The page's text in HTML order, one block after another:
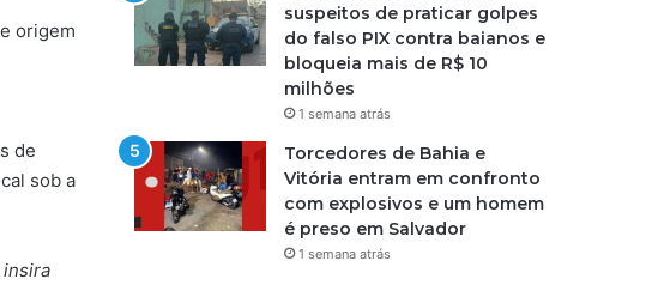
origem
de
sob a
insira
suspeitos de praticar golpes
do falso PIX contra baianos e
bloqueia mais de R$ 10
milhões
1 semana atrás
Torcedores de Bahia e
Vitória entram em confronto
com explosivos e um homem
é preso em Salvador
1 semana atrás